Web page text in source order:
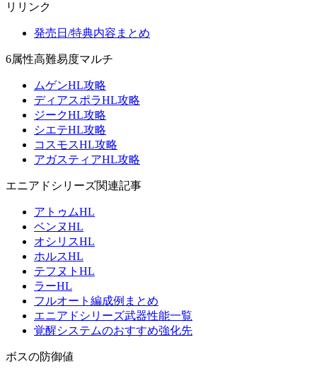
リリンク
発売日/特典内容まとめ
6属性高難易度マルチ
ムゲンHL攻略
ディアスポラHL攻略
ジークHL攻略
シエテHL攻略
コスモスHL攻略
アガスティアHL攻略
エニアドシリーズ関連記事
アトゥムHL
ベンヌHL
オシリスHL
ホルスHL
テフヌトHL
ラーHL
フルオート編成例まとめ
エニアドシリーズ武器性能一覧
覚醒システムのおすすめ強化先
ボスの防御値